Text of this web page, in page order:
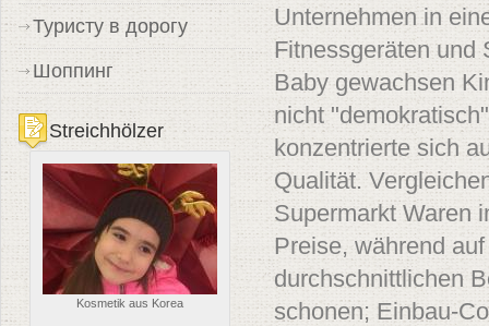
Unternehmen in
Fitnessgeräten und
Baby gewachsen
nicht
konzentrierte sich
Qualität.
Supermarkt Waren
Preise, während
durchschnittlichen
schonen; Einbau-
Туристу в дорогу
Шоппинг
Streichhölzer
Kosmetik aus Korea